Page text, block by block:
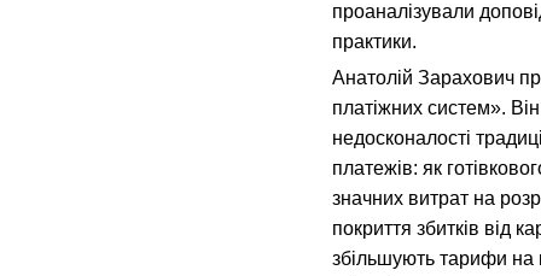
проаналізували
практики.
Анатолій Зарахович
платіжних систем».
недосконалості
платежів: як
значних витрат на
покриття збитків від
збільшують тарифи на